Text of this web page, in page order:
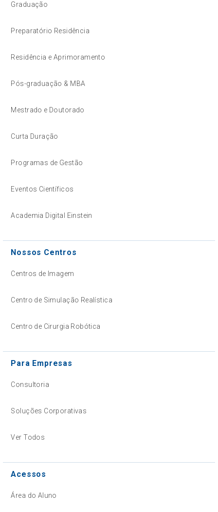
Graduação
Preparatório Residência
Residência e Aprimoramento
Pós-graduação & MBA
Mestrado e Doutorado
Curta Duração
Programas de Gestão
Eventos Científicos
Academia Digital Einstein
Nossos Centros
Centros de Imagem
Centro de Simulação Realística
Centro de Cirurgia Robótica
Para Empresas
Consultoria
Soluções Corporativas
Ver Todos
Acessos
Área do Aluno